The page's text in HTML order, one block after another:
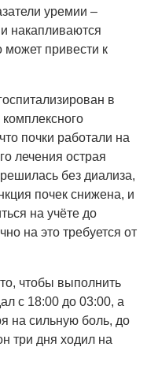
уремии –
накапливаются
может привести к
в
почки работали на
лечения острая
без диализа,
почек снижена, и
на учёте до
на это требуется от
чтобы выполнить
с 18:00 до 03:00, а
на сильную боль, до
три дня ходил на